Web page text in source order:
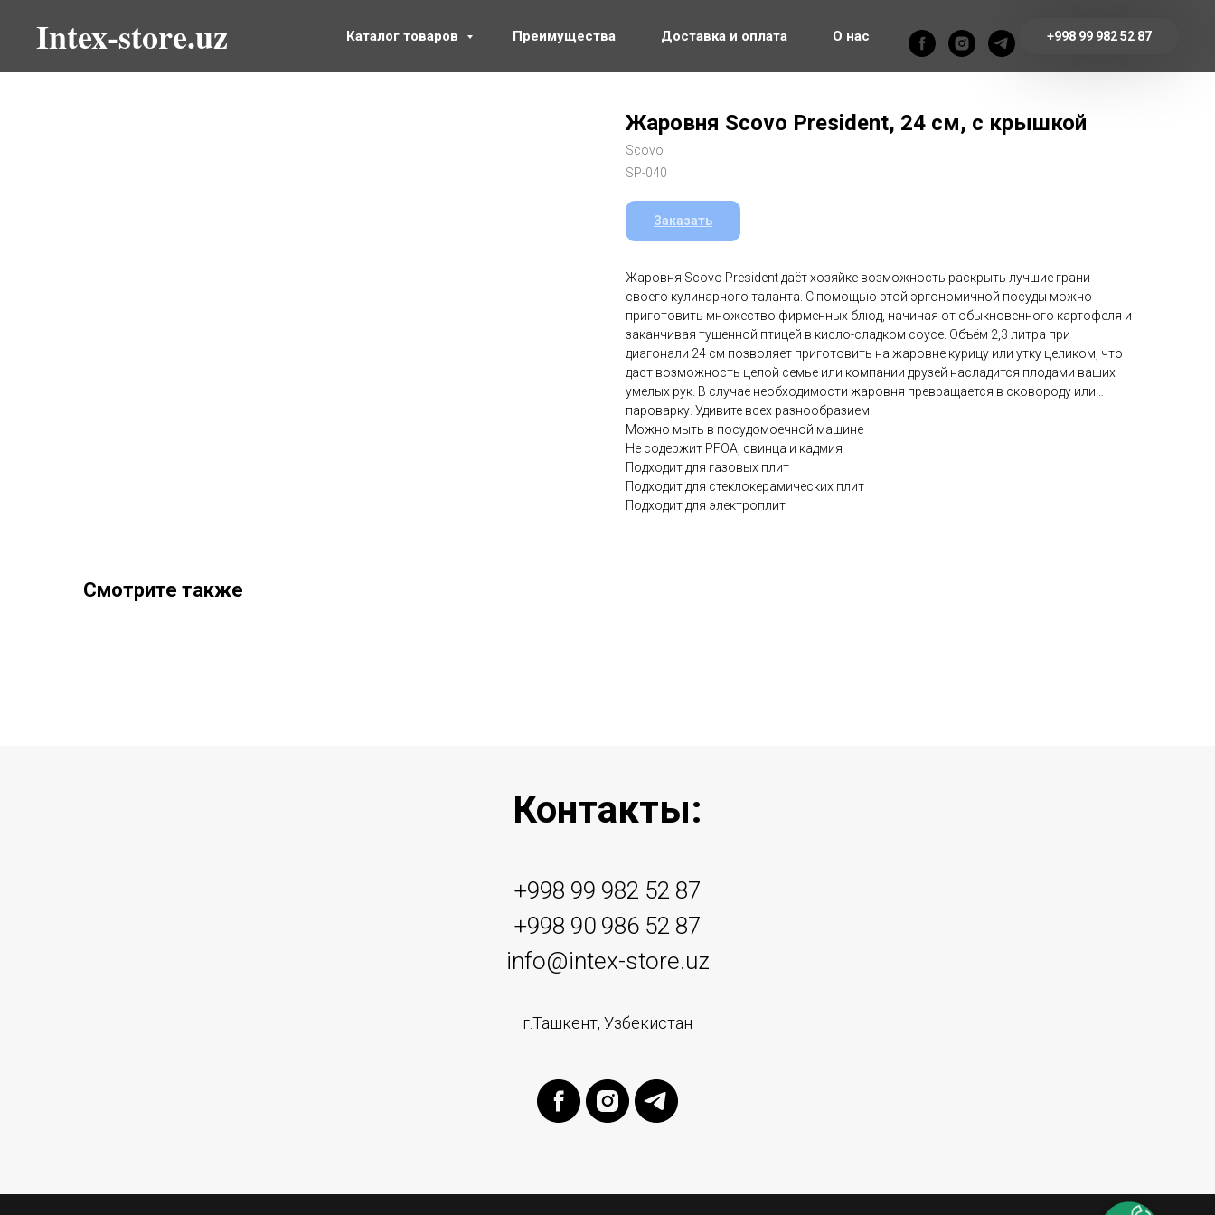
Intex-store.uz Каталог товаров Преимущества Доставка и оплата О нас +998 99 982 52 87
Жаровня Scovo President, 24 см, с крышкой
Scovo
SP-040
Заказать
Жаровня Scovo President даёт хозяйке возможность раскрыть лучшие грани
своего кулинарного таланта. С помощью этой эргономичной посуды можно
приготовить множество фирменных блюд, начиная от обыкновенного картофеля и
заканчивая тушенной птицей в кисло-сладком соусе. Объём 2,3 литра при
диагонали 24 см позволяет приготовить на жаровне курицу или утку целиком, что
даст возможность целой семье или компании друзей насладится плодами ваших
умелых рук. В случае необходимости жаровня превращается в сковороду или…
пароварку. Удивите всех разнообразием!
Можно мыть в посудомоечной машине
Не содержит PFOA, свинца и кадмия
Подходит для газовых плит
Подходит для стеклокерамических плит
Подходит для электроплит
Смотрите также
Контакты:
+998 99 982 52 87
+998 90 986 52 87
info@intex-store.uz
г.Ташкент, Узбекистан